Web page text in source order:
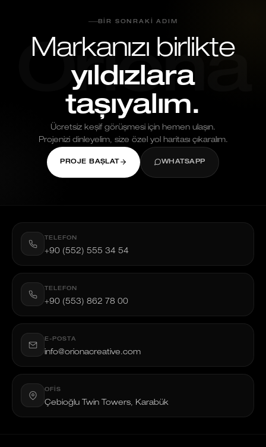
Oriona
BIR SONRAKI ADIM
Markanızı birlikte
yıldızlara
taşıyalım.
Ücretsiz keşif görüşmesi için hemen ulaşın.
Projenizi dinleyelim, size özel yol haritası çıkaralım.
PROJE BAŞLAT WHATSAPP
TELEFON
+90 (552) 555 34 54
TELEFON
+90 (553) 862 78 00
E-POSTA
info@orionacreative.com
OFIS
Çebioğlu Twin Towers, Karabük